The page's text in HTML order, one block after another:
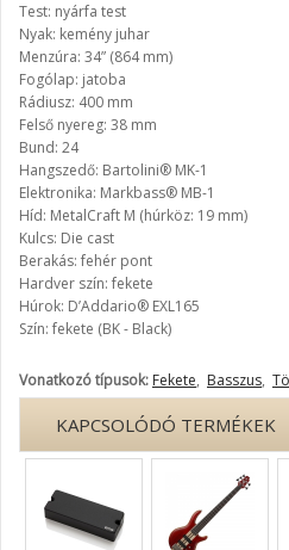
Test: nyárfa test
Nyak: kemény juhar
Menzúra: 34” (864 mm)
Fogólap: jatoba
Rádiusz: 400 mm
Felső nyereg: 38 mm
Bund: 24
Hangszedő: Bartolini® MK-1
Elektronika: Markbass® MB-1
Híd: MetalCraft M (húrköz: 19 mm)
Kulcs: Die cast
Berakás: fehér pont
Hardver szín: fekete
Húrok: D’Addario® EXL165
Szín: fekete (BK - Black)
Vonatkozó típusok: Fekete, Basszus,
KAPCSOLÓDÓ TERMÉKEK